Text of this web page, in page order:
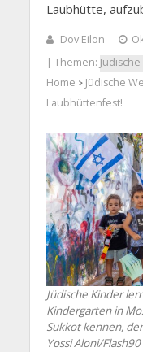
Laubhütte,
Dov Eilon
| Themen:
Home > Jüdische
Laubhüttenfest!
Jüdische Kinder
Kindergarten in
Sukkot kennen,
Yossi Aloni/Flash90